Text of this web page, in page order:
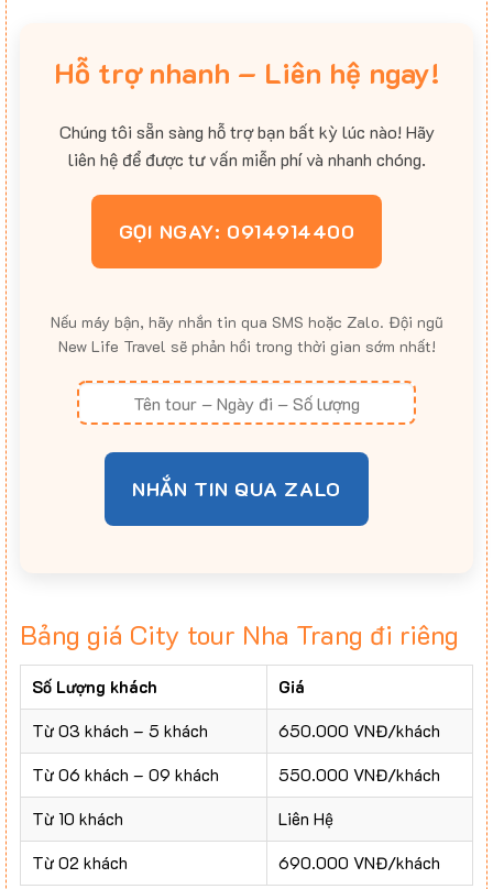
Hỗ trợ nhanh – Liên hệ ngay!
Chúng tôi sẵn sàng hỗ trợ bạn bất kỳ lúc nào! Hãy
liên hệ để được tư vấn miễn phí và nhanh chóng.
GỌI NGAY: 0914914400
Nếu máy bận, hãy nhắn tin qua SMS hoặc Zalo. Đội ngũ
New Life Travel sẽ phản hồi trong thời gian sớm nhất!
NHẮN TIN QUA ZALO
Bảng giá City tour Nha Trang đi riêng
Số Lượng khách
Giá
Từ 03 khách – 5 khách
650.000 VNĐ/khách
Từ 06 khách – 09 khách
550.000 VNĐ/khách
Từ 10 khách
Liên Hệ
Từ 02 khách
690.000 VNĐ/khách